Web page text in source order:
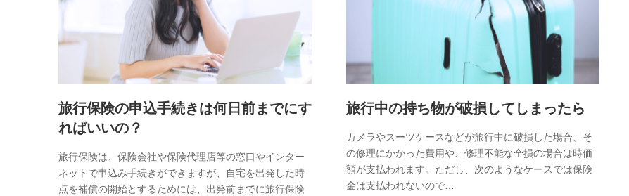
旅行保険の申込手続きは何日前までにす
ればいいの？
旅行保険は、保険会社や保険代理店等の窓口やインター
ネットで申込み手続きができますが、自宅を出発した時
点を補償の開始とするためには、出発前までに旅行保険
旅行中の持ち物が破損してしまったら
カメラやスーツケースなどが旅行中に破損した場合、そ
の修理にかかった費用や、修理不能な全損の場合は時価
額が支払われます。ただし、次のようなケースでは保険
金は支払われないので…